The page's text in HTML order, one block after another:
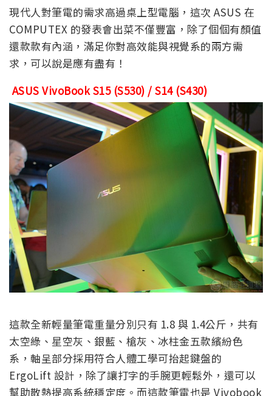
現代人對筆電的需求高過桌上型電腦，這次 ASUS 在
COMPUTEX 的發表會出菜不僅豐富，除了個個有顏值
還款款有內涵，滿足你對高效能與視覺系的兩方需
求，可以說是應有盡有！
ASUS VivoBook S15 (S530) / S14 (S430)
這款全新輕量筆電重量分別只有 1.8 與 1.4公斤，共有
太空綠、星空灰、銀藍、槍灰、冰柱金五款繽紛色
系，軸呈部分採用符合人體工學可抬起鍵盤的
ErgoLift 設計，除了讓打字的手腕更輕鬆外，還可以
幫助散熱提高系統穩定度。而這款筆電也是 Vivobook